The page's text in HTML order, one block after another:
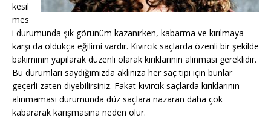
kesil
mes
i durumunda şık görünüm kazanırken, kabarma ve kırılmaya
karşı da oldukça eğilimi vardır. Kıvırcık saçlarda özenli bir şekilde
bakımının yapılarak düzenli olarak kırıklarının alınması gereklidir.
Bu durumları saydığımızda aklınıza her saç tipi için bunlar
geçerli zaten diyebilirsiniz. Fakat kıvırcık saçlarda kırıklarının
alınmaması durumunda düz saçlara nazaran daha çok
kabararak karışmasına neden olur.